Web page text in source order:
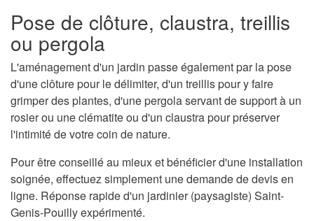
Pose de clôture, claustra, treillis
ou pergola
L'aménagement d'un jardin passe également par la pose
d'une clôture pour le délimiter, d'un treillis pour y faire
grimper des plantes, d'une pergola servant de support à un
rosier ou une clématite ou d'un claustra pour préserver
l'intimité de votre coin de nature.
Pour être conseillé au mieux et bénéficier d'une installation
soignée, effectuez simplement une demande de devis en
ligne. Réponse rapide d'un jardinier (paysagiste) Saint-
Genis-Pouilly expérimenté.